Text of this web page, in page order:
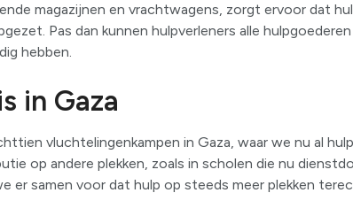
magazijnen en vrachtwagens, zorgt ervoor dat
Pas dan kunnen hulpverleners alle
hebben.
in Gaza
vluchtelingenkampen in Gaza, waar we nu al
op andere plekken, zoals in scholen die nu
er samen voor dat hulp op steeds meer plekken